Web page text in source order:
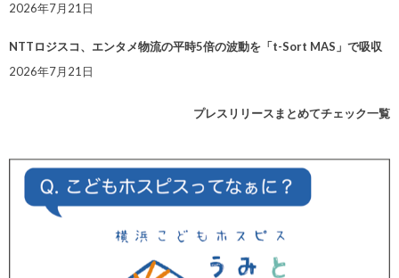
2026年7月21日
NTTロジスコ、エンタメ物流の平時5倍の波動を「t-Sort MAS」で吸収
2026年7月21日
プレスリリースまとめてチェック一覧